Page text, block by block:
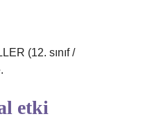
(12. sınıf /
etki